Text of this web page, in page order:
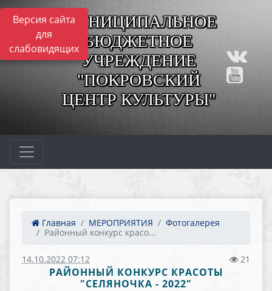
Версия сайта
для
слабовидящих
МУНИЦИПАЛЬНОЕ
БЮДЖЕТНОЕ
УЧРЕЖДЕНИЕ
"ПОКРОВСКИЙ
ЦЕНТР КУЛЬТУРЫ"
Главная МЕРОПРИЯТИЯ
Фотогалерея
Районный конкурс красо...
14.10.2022 07:12 21
РАЙОННЫЙ КОНКУРС КРАСОТЫ
"СЕЛЯНОЧКА - 2022"